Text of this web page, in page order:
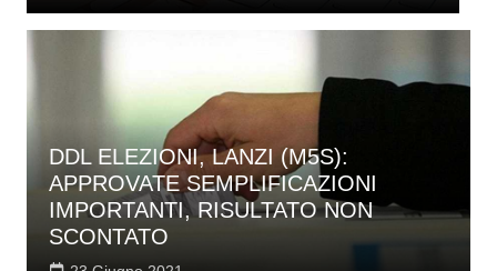
DDL ELEZIONI, LANZI (M5S):
APPROVATE SEMPLIFICAZIONI
IMPORTANTI, RISULTATO NON
SCONTATO